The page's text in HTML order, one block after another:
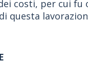
costi, per cui